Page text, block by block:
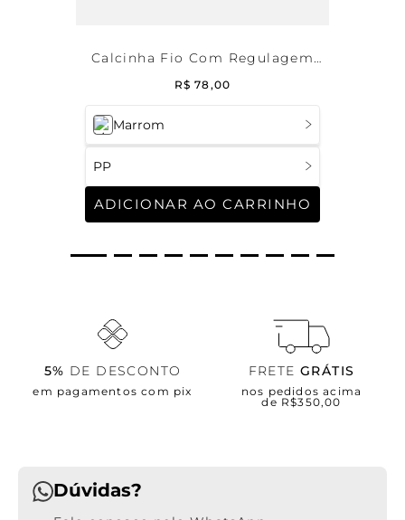
Marrom
PP
ADICIONAR AO CARRINHO
Calcinha Fio Com Regulagem
Microfibra Deep Brown
R$ 78,00
5% DE DESCONTO
em pagamentos com pix
FRETE GRÁTIS
nos pedidos acima
de R$350,00
Dúvidas?